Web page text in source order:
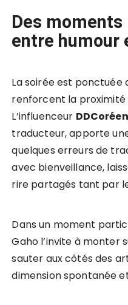
Des
entre humour
La soirée est ponctuée
renforcent la proximité
L’influenceur DDCoréen
traducteur, apporte
quelques erreurs de
avec bienveillance,
rire partagés tant par
Dans un moment
Gaho l’invite à monter
sauter aux côtés des
dimension spontanée